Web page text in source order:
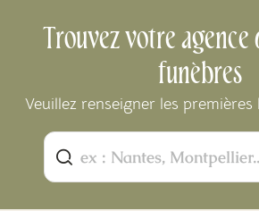
Trouvez votre agence
funèbres
Veuillez renseigner les